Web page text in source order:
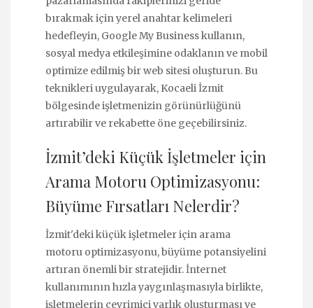
bırakmak için yerel anahtar kelimeleri
hedefleyin, Google My Business kullanın,
sosyal medya etkileşimine odaklanın ve mobil
optimize edilmiş bir web sitesi oluşturun. Bu
teknikleri uygulayarak, Kocaeli İzmit
bölgesinde işletmenizin görünürlüğünü
artırabilir ve rekabette öne geçebilirsiniz.
İzmit’deki Küçük İşletmeler için
Arama Motoru Optimizasyonu:
Büyüme Fırsatları Nelerdir?
İzmit'deki küçük işletmeler için arama
motoru optimizasyonu, büyüme potansiyelini
artıran önemli bir stratejidir. İnternet
kullanımının hızla yaygınlaşmasıyla birlikte,
işletmelerin çevrimiçi varlık oluşturması ve